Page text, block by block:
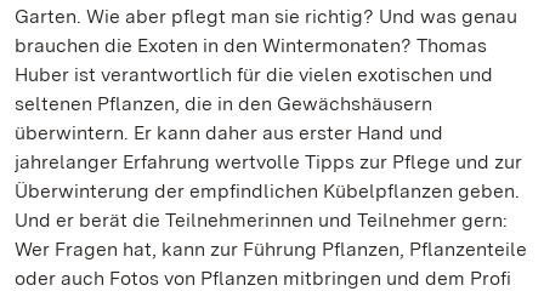
Garten. Wie aber pflegt man sie richtig? Und was genau
brauchen die Exoten in den Wintermonaten? Thomas
Huber ist verantwortlich für die vielen exotischen und
seltenen Pflanzen, die in den Gewächshäusern
überwintern. Er kann daher aus erster Hand und
jahrelanger Erfahrung wertvolle Tipps zur Pflege und zur
Überwinterung der empfindlichen Kübelpflanzen geben.
Und er berät die Teilnehmerinnen und Teilnehmer gern:
Wer Fragen hat, kann zur Führung Pflanzen, Pflanzenteile
oder auch Fotos von Pflanzen mitbringen und dem Profi